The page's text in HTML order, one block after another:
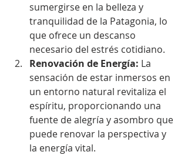
sumergirse en la belleza y
tranquilidad de la Patagonia, lo
que ofrece un descanso
necesario del estrés cotidiano.
Renovación de Energía: La
sensación de estar inmersos en
un entorno natural revitaliza el
espíritu, proporcionando una
fuente de alegría y asombro que
puede renovar la perspectiva y
la energía vital.